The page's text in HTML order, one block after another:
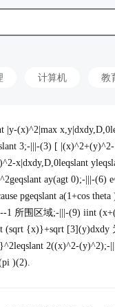
计算机 教
(x)^2|max
3;-|||-(3) [ |(x)^2+(y)^2-
x|dxdy,D,0leqslant
ay(agt 0);-|||-
pgeqslant a(1+cos
1 所围区域;-|||-(9) iint
(sqrt {x)}+sqrt
2((x)^2-(y)^2);-
)(2).